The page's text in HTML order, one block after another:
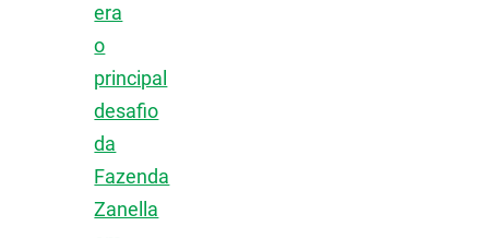
era
o
principal
desafio
da
Fazenda
Zanella